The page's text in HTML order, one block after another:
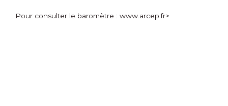
Pour consulter le baromètre : www.arcep.fr>